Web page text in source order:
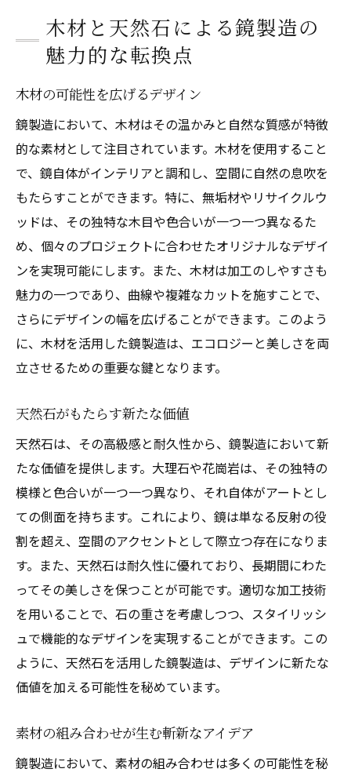
木材と天然石による鏡製造の
魅力的な転換点
木材の可能性を広げるデザイン
鏡製造において、木材はその温かみと自然な質感が特徴
的な素材として注目されています。木材を使用すること
で、鏡自体がインテリアと調和し、空間に自然の息吹を
もたらすことができます。特に、無垢材やリサイクルウ
ッドは、その独特な木目や色合いが一つ一つ異なるた
め、個々のプロジェクトに合わせたオリジナルなデザイ
ンを実現可能にします。また、木材は加工のしやすさも
魅力の一つであり、曲線や複雑なカットを施すことで、
さらにデザインの幅を広げることができます。このよう
に、木材を活用した鏡製造は、エコロジーと美しさを両
立させるための重要な鍵となります。
天然石がもたらす新たな価値
天然石は、その高級感と耐久性から、鏡製造において新
たな価値を提供します。大理石や花崗岩は、その独特の
模様と色合いが一つ一つ異なり、それ自体がアートとし
ての側面を持ちます。これにより、鏡は単なる反射の役
割を超え、空間のアクセントとして際立つ存在になりま
す。また、天然石は耐久性に優れており、長期間にわた
ってその美しさを保つことが可能です。適切な加工技術
を用いることで、石の重さを考慮しつつ、スタイリッシ
ュで機能的なデザインを実現することができます。この
ように、天然石を活用した鏡製造は、デザインに新たな
価値を加える可能性を秘めています。
素材の組み合わせが生む斬新なアイデア
鏡製造において、素材の組み合わせは多くの可能性を秘